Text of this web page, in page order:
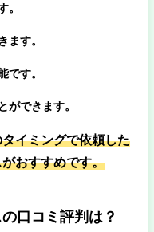
。
ます。
です。
ができます。
イミングで依頼した
おすすめです。
口コミ評判は？